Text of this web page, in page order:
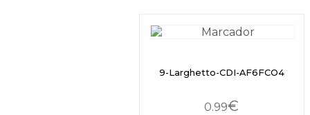
9-Larghetto-CDI-AF6FCO4
0.99€